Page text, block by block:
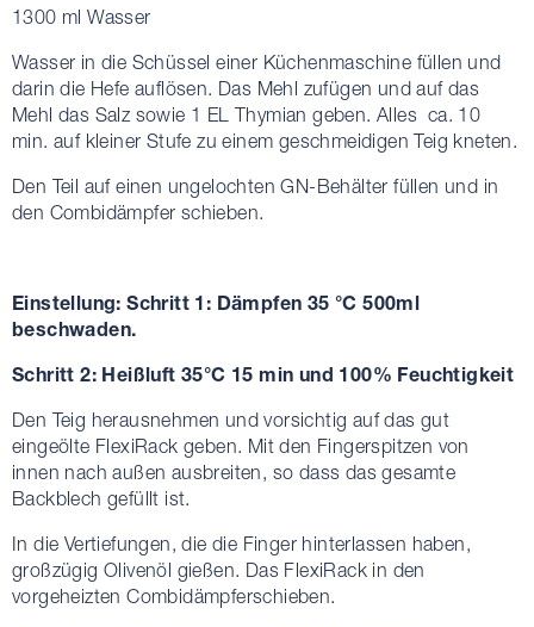
1300 ml Wasser
Wasser in die Schüssel einer Küchenmaschine füllen und
darin die Hefe auflösen. Das Mehl zufügen und auf das
Mehl das Salz sowie 1 EL Thymian geben. Alles ca. 10
min. auf kleiner Stufe zu einem geschmeidigen Teig kneten.
Den Teil auf einen ungelochten GN-Behälter füllen und in
den Combidämpfer schieben.
Einstellung: Schritt 1: Dämpfen 35 °C 500ml
beschwaden.
Schritt 2: Heißluft 35°C 15 min und 100% Feuchtigkeit
Den Teig herausnehmen und vorsichtig auf das gut
eingeölte FlexiRack geben. Mit den Fingerspitzen von
innen nach außen ausbreiten, so dass das gesamte
Backblech gefüllt ist.
In die Vertiefungen, die die Finger hinterlassen haben,
großzügig Olivenöl gießen. Das FlexiRack in den
vorgeheizten Combidämpferschieben.